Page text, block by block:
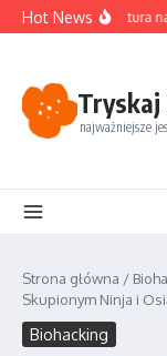
Przejdź do treści
Hot NewsAkupunktura
Tryskaj
najważniejsze
Strona główna /
Skupionym Ninja i
Biohacking